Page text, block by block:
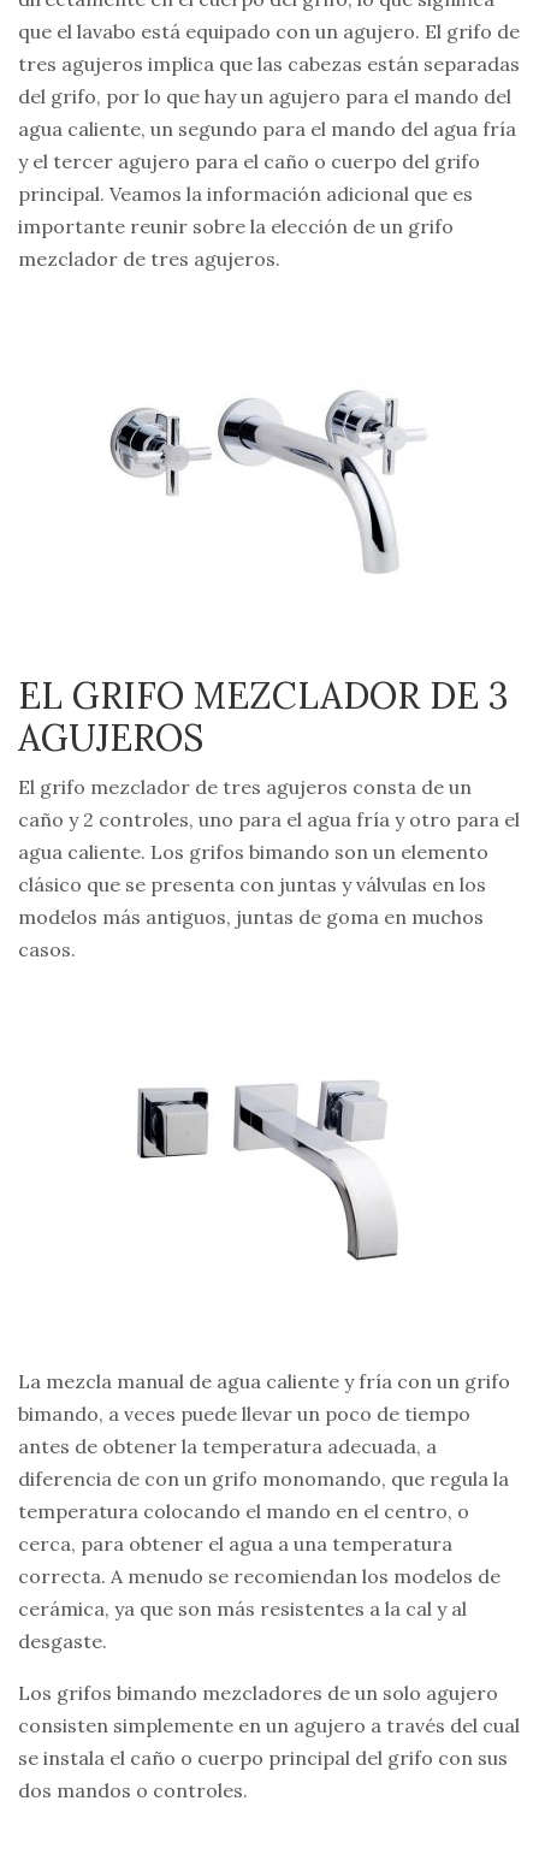
que el lavabo está equipado con un agujero. El grifo de
tres agujeros implica que las cabezas están separadas
del grifo, por lo que hay un agujero para el mando del
agua caliente, un segundo para el mando del agua fría
y el tercer agujero para el caño o cuerpo del grifo
principal. Veamos la información adicional que es
importante reunir sobre la elección de un grifo
mezclador de tres agujeros.
EL GRIFO MEZCLADOR DE 3
AGUJEROS
El grifo mezclador de tres agujeros consta de un
caño y 2 controles, uno para el agua fría y otro para el
agua caliente. Los grifos bimando son un elemento
clásico que se presenta con juntas y válvulas en los
modelos más antiguos, juntas de goma en muchos
casos.
La mezcla manual de agua caliente y fría con un grifo
bimando, a veces puede llevar un poco de tiempo
antes de obtener la temperatura adecuada, a
diferencia de con un grifo monomando, que regula la
temperatura colocando el mando en el centro, o
cerca, para obtener el agua a una temperatura
correcta. A menudo se recomiendan los modelos de
cerámica, ya que son más resistentes a la cal y al
desgaste.
Los grifos bimando mezcladores de un solo agujero
consisten simplemente en un agujero a través del cual
se instala el caño o cuerpo principal del grifo con sus
dos mandos o controles.